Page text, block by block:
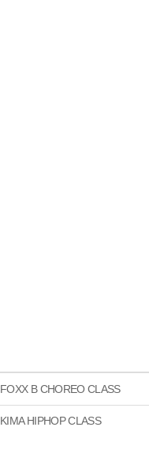
FOXX B CHOREO CLASS
KIMA HIPHOP CLASS